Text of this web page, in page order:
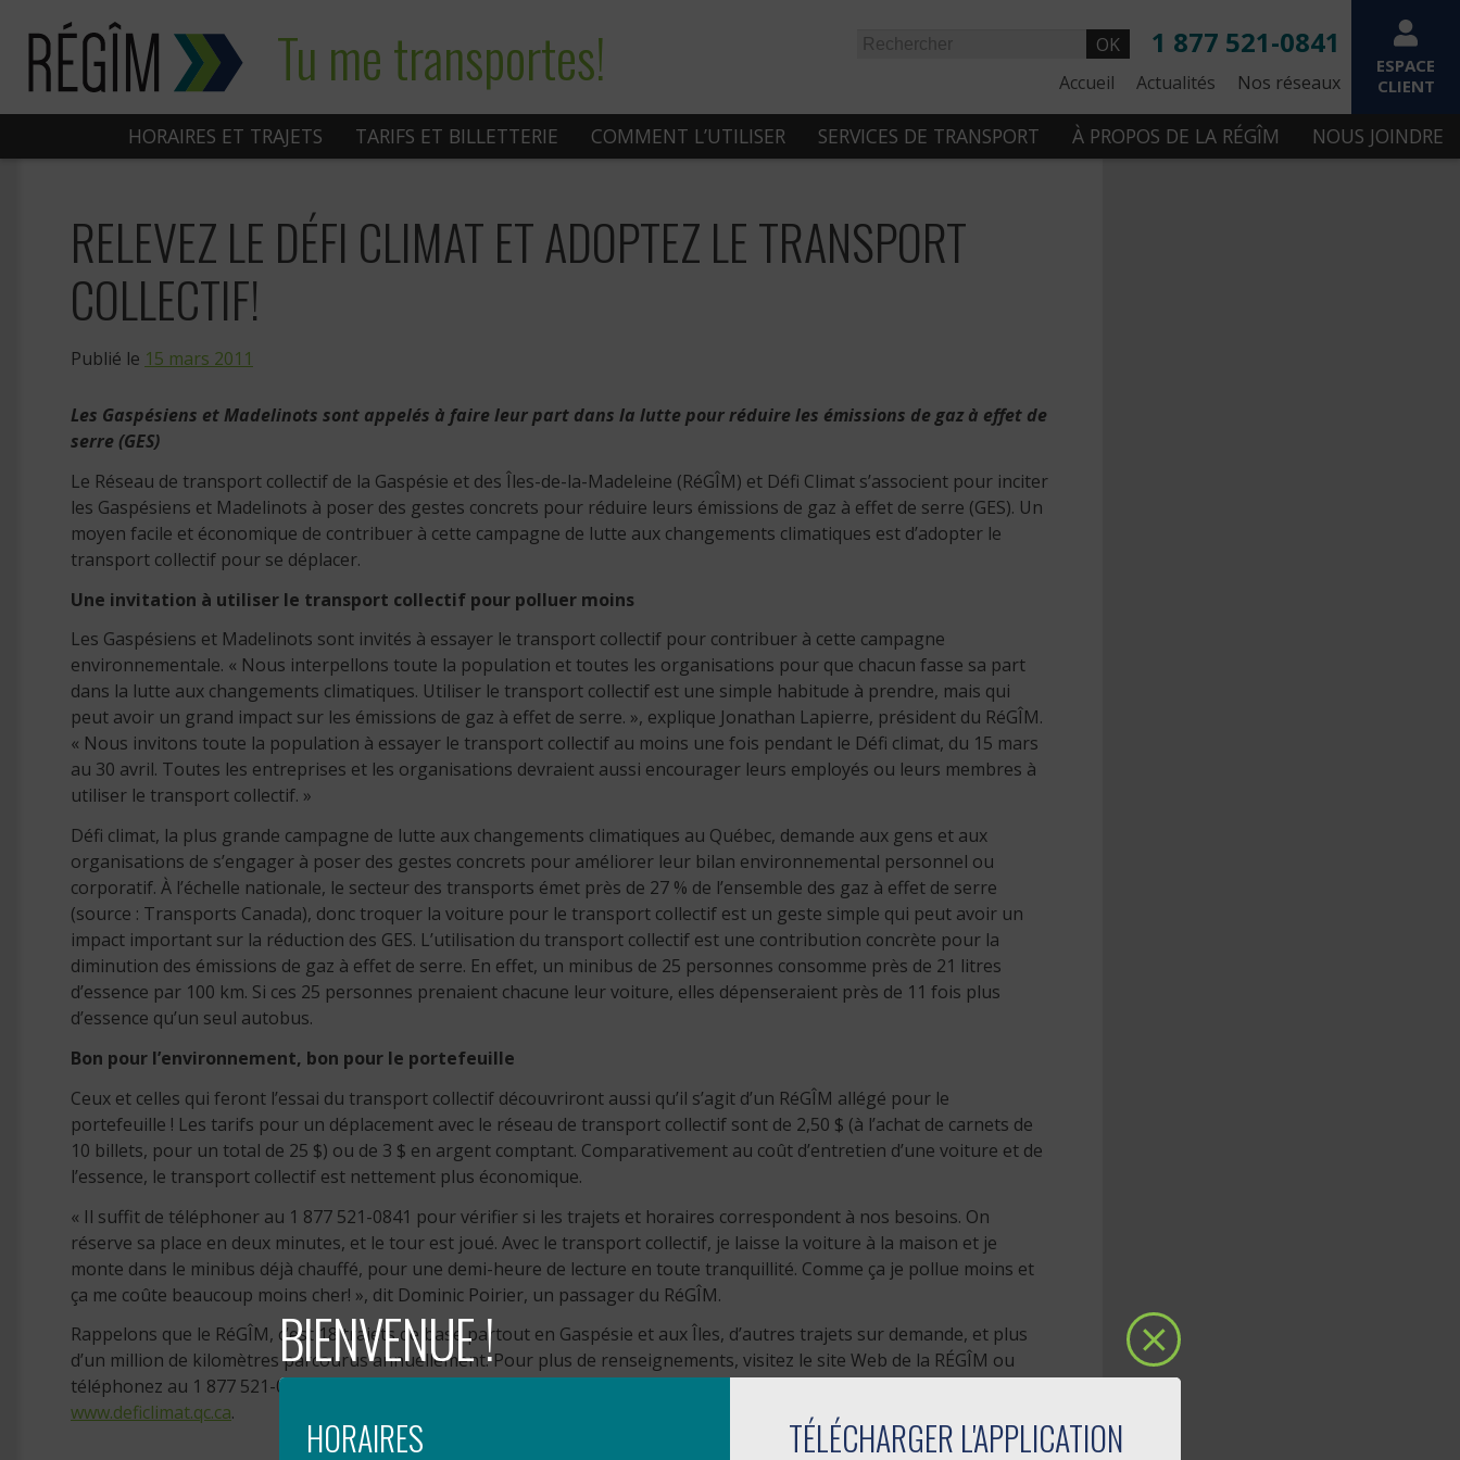
contenu
Tu me transportes!
ESPACE
CLIENT
1 877 521-0841
OK
Nos réseaux
Accueil Actualités
HORAIRES ET TRAJETS TARIFS ET BILLETTERIE COMMENT L’UTILISER SERVICES DE TRANSPORT À PROPOS DE LA RÉGÎM NOUS JOINDRE
RELEVEZ LE DÉFI CLIMAT ET ADOPTEZ LE TRANSPORT
COLLECTIF!
Publié le 15 mars 2011
Les Gaspésiens et Madelinots sont appelés à faire leur part dans la lutte pour réduire les émissions de gaz à effet de
serre (GES)
Le Réseau de transport collectif de la Gaspésie et des Îles-de-la-Madeleine (RéGÎM) et Défi Climat s’associent pour inciter
les Gaspésiens et Madelinots à poser des gestes concrets pour réduire leurs émissions de gaz à effet de serre (GES). Un
moyen facile et économique de contribuer à cette campagne de lutte aux changements climatiques est d’adopter le
transport collectif pour se déplacer.
Une invitation à utiliser le transport collectif pour polluer moins
Les Gaspésiens et Madelinots sont invités à essayer le transport collectif pour contribuer à cette campagne
environnementale. « Nous interpellons toute la population et toutes les organisations pour que chacun fasse sa part
dans la lutte aux changements climatiques. Utiliser le transport collectif est une simple habitude à prendre, mais qui
peut avoir un grand impact sur les émissions de gaz à effet de serre. », explique Jonathan Lapierre, président du RéGÎM.
« Nous invitons toute la population à essayer le transport collectif au moins une fois pendant le Défi climat, du 15 mars
au 30 avril. Toutes les entreprises et les organisations devraient aussi encourager leurs employés ou leurs membres à
utiliser le transport collectif. »
Défi climat, la plus grande campagne de lutte aux changements climatiques au Québec, demande aux gens et aux
organisations de s’engager à poser des gestes concrets pour améliorer leur bilan environnemental personnel ou
corporatif. À l’échelle nationale, le secteur des transports émet près de 27 % de l’ensemble des gaz à effet de serre
(source : Transports Canada), donc troquer la voiture pour le transport collectif est un geste simple qui peut avoir un
impact important sur la réduction des GES. L’utilisation du transport collectif est une contribution concrète pour la
diminution des émissions de gaz à effet de serre. En effet, un minibus de 25 personnes consomme près de 21 litres
d’essence par 100 km. Si ces 25 personnes prenaient chacune leur voiture, elles dépenseraient près de 11 fois plus
d’essence qu’un seul autobus.
Bon pour l’environnement, bon pour le portefeuille
Ceux et celles qui feront l’essai du transport collectif découvriront aussi qu’il s’agit d’un RéGÎM allégé pour le
portefeuille ! Les tarifs pour un déplacement avec le réseau de transport collectif sont de 2,50 $ (à l’achat de carnets de
10 billets, pour un total de 25 $) ou de 3 $ en argent comptant. Comparativement au coût d’entretien d’une voiture et de
l’essence, le transport collectif est nettement plus économique.
« Il suffit de téléphoner au 1 877 521-0841 pour vérifier si les trajets et horaires correspondent à nos besoins. On
réserve sa place en deux minutes, et le tour est joué. Avec le transport collectif, je laisse la voiture à la maison et je
monte dans le minibus déjà chauffé, pour une demi-heure de lecture en toute tranquillité. Comme ça je pollue moins et
ça me coûte beaucoup moins cher! », dit Dominic Poirier, un passager du RéGÎM.
Rappelons que le RéGÎM, c’est 18 trajets de base partout en Gaspésie et aux Îles, d’autres trajets sur demande, et plus
d’un million de kilomètres parcourus annuellement. Pour plus de renseignements, visitez le site Web de la RÉGÎM ou
téléphonez au 1 877 521-0841. Pour plus d’information ou pour vous inscrire au Défi climat, visitez le
www.deficlimat.qc.ca.
BIENVENUE !
HORAIRES
TÉLÉCHARGER L'APPLICATION